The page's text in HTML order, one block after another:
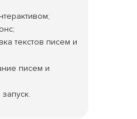
текстов писем и
писем и